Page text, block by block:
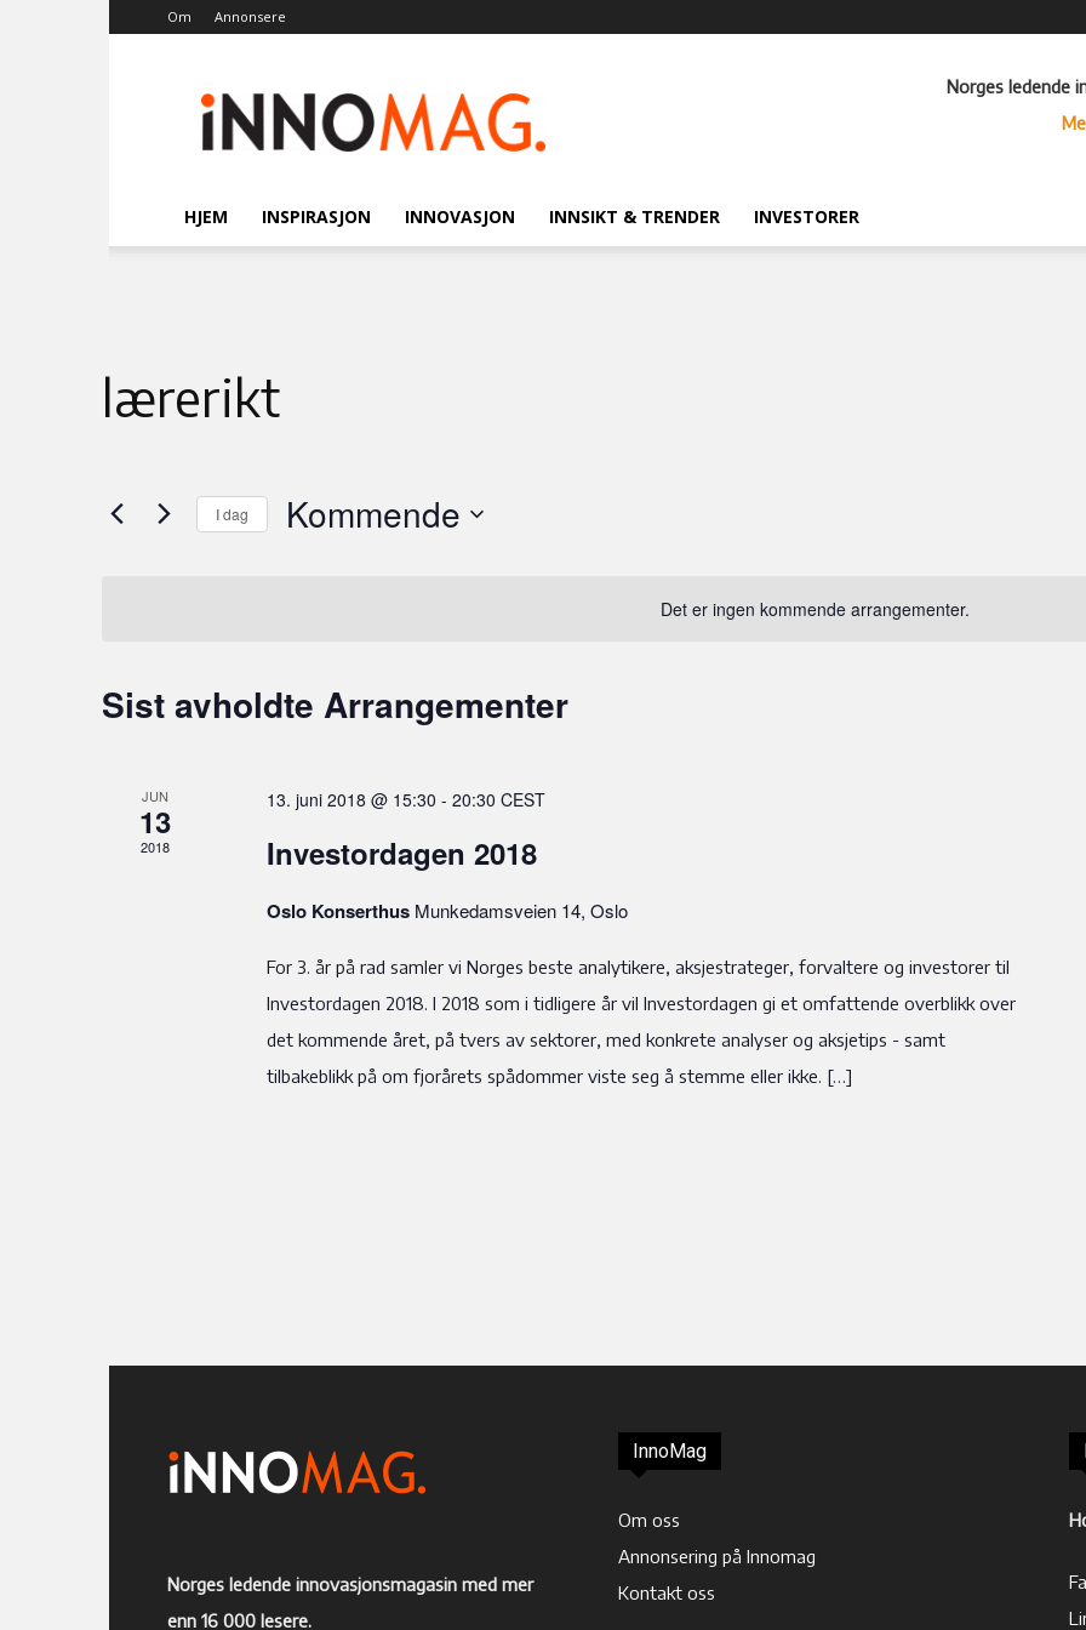
Om Annonsere
Norges ledende
HJEM INSPIRASJON INNOVASJON INNSIKT & TRENDER INVESTORER
Det er ingen kommende arrangementer.
lærerikt
I dag Kommende
Sist avholdte Arrangementer
JUN
13
2018
13. juni 2018 @ 15:30 - 20:30 CEST
Investordagen 2018
Oslo Konserthus Munkedamsveien 14, Oslo
For 3. år på rad samler vi Norges beste analytikere, aksjestrateger, forvaltere og investorer til
Investordagen 2018. I 2018 som i tidligere år vil Investordagen gi et omfattende overblikk over
det kommende året, på tvers av sektorer, med konkrete analyser og aksjetips - samt
tilbakeblikk på om fjorårets spådommer viste seg å stemme eller ikke. […]
Norges ledende innovasjonsmagasin med mer
enn 16 000 lesere.
InnoMag
Om oss
Annonsering på Innomag
Kontakt oss